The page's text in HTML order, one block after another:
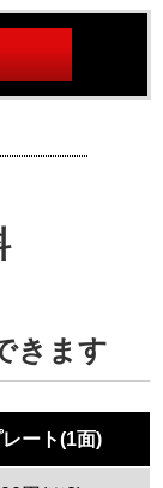
きます
ート(1面)